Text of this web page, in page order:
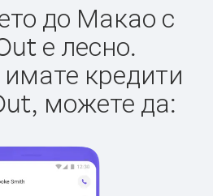
до Макао с
е лесно.
кредити
можете да: